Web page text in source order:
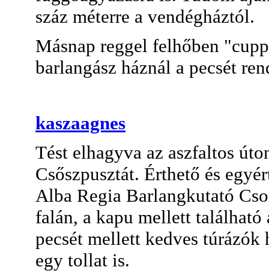
száz méterre a vendégháztól.
Másnap reggel felhőben
barlangász háznál a pecsét
kaszaagnes
Tést elhagyva az aszfaltos
Csőszpusztát. Érthető és
Alba Regia Barlangkutató
falán, a kapu mellett található
pecsét mellett kedves
egy tollat is.